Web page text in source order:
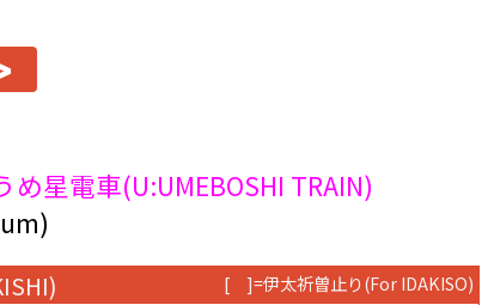
め星電車(U:UMEBOSHI TRAIN)
[ ]=伊太祈曽止り(For IDAKISO)